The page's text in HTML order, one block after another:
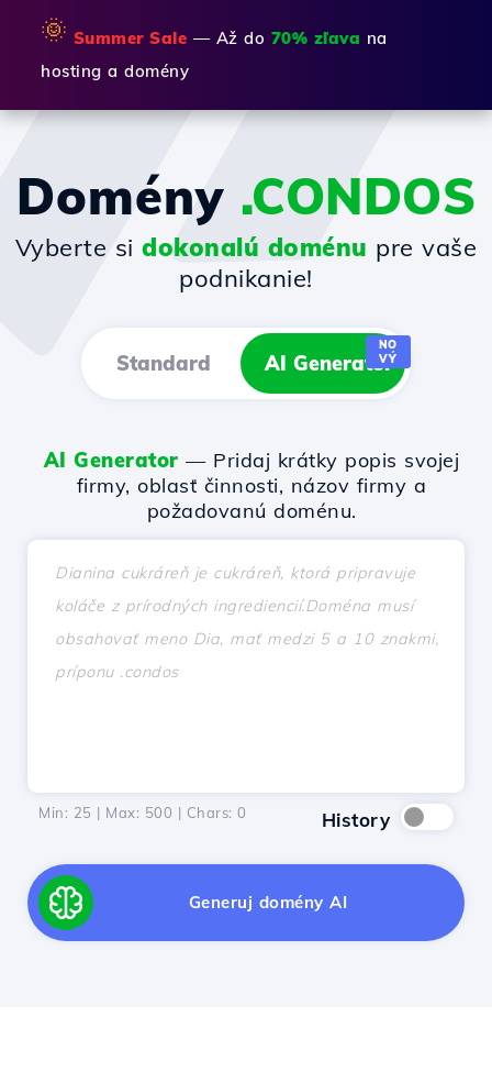
🌞 Summer Sale — Až do 70% zľava na
hosting a domény
Domény .CONDOS
Vyberte sidokonalú doménu pre vaše
podnikanie!
Standard AI Generator
NO
VÝ
AI Generator — Pridaj krátky popis svojej
firmy, oblasť činnosti, názov firmy a
požadovanú doménu.
Min: 25 | Max: 500 | Chars: 0 History
Generuj domény AI